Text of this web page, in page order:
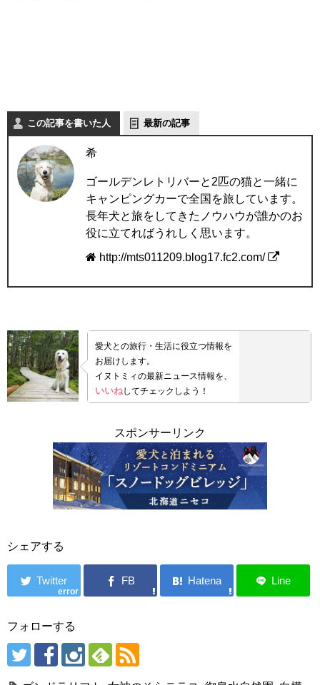
この記事を書いた人 最新の記事
希
ゴールデンレトリバーと2匹の猫と一緒に
キャンピングカーで全国を旅しています。
長年犬と旅をしてきたノウハウが誰かのお
役に立てればうれしく思います。
http://mts011209.blog17.fc2.com/
愛犬との旅行・生活に役立つ情報を
お届けします。
イヌトミィの最新ニュース情報を、
いいねしてチェックしよう！
スポンサーリンク
シェアする
error
フォローする